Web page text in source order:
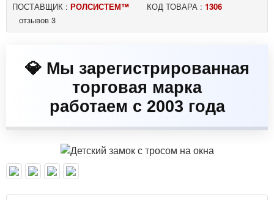
ПОСТАВЩИК : РОЛСИСТЕМ™ КОД ТОВАРА : 1306
отзывов 3
💎 Мы зарегистрированная
торговая марка
работаем с 2003 года